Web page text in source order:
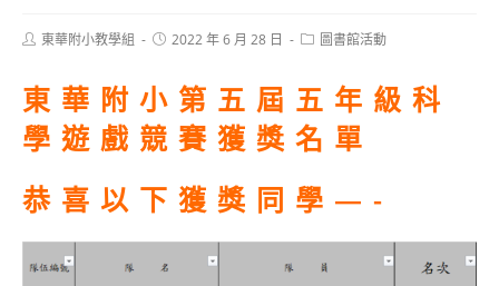
Post東華附小教學組
Post2022 年 6 月 28 日
Post圖書館活動
東華附小第五屆五年級科
學遊戲競賽獲獎名單
恭喜以下獲獎同學—-